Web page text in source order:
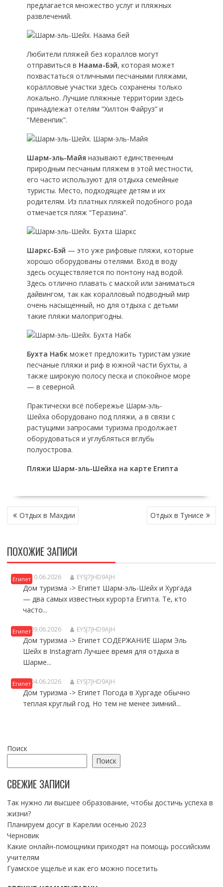
предлагается множество услуг и пляжных
развлечений.
Любители пляжей без кораллов могут
отправиться в Наама-Бэй, которая может
похвастаться отличными песчаными пляжами,
коралловые участки здесь сохранены только
локально. Лучшие пляжные территории здесь
принадлежат отелям “Хилтон Файруз” и
“Мёвенпик”.
Шарм-эль-Майя называют единственным
природным песчаным пляжем в этой местности,
его часто используют для отдыха семейные
туристы. Место, подходящее детям и их
родителям. Из платных пляжей подобного рода
отмечается пляж “Теразина”.
Шаркс-Бэй — это уже рифовые пляжи, которые
хорошо оборудованы отелями. Вход в воду
здесь осуществляется по понтону над водой.
Здесь отлично плавать с маской или заниматься
дайвингом, так как коралловый подводный мир
очень насыщенный, но для отдыха с детьми
такие пляжи малопригодны.
Бухта Набкможет предложить туристам узкие
песчаные пляжи и риф в южной части бухты, а
также широкую полосу песка и спокойное море
— в северной.
Практически всё побережье Шарм-эль-
Шейха оборудовано под пляжи, а в связи с
растущими запросами туризма продолжает
оборудоваться и углубляться вглубь
полуострова.
Пляжи Шарм-эль-Шейха на карте Египта
НАВИГАЦИЯ
ПО Отдых в Махдии Отдых в Тунисе
ПОХОЖИЕ ЗАПИСИ
Египет
ШАРМ ЭЛЬ ШЕЙХ ИЛИ ХУРГАДА, ЧТО ВЫБРАТЬ?
10.06.2026 EYSJ7JHD9AJH
Дом туризма -> Египет Шарм-эль-Шейх и Хургада
— два самых известных курорта Египта. Те, кто
часто...
Египет09.06.2026 EYSJ7JHD9AJH
Дом туризма -> Египет СОДЕРЖАНИЕ Шарм Эль
Шейх в Instagram Лучшее время для отдыха в
Шарме...
Египет
ПОГОДА В ХУРГАДЕ ПО МЕСЯЦАМ
04.06.2026 EYSJ7JHD9AJH
Дом туризма -> Египет Погода в Хургаде обычно
теплая круглый год. Но тем не менее зимний...
Поиск
Поиск
СВЕЖИЕ ЗАПИСИ
Так нужно ли высшее образование, чтобы достичь успеха в
жизни?
Планируем досуг в Карелии осенью 2023
Черновик
Какие онлайн-помощники приходят на помощь российским
учителям
Гуамское ущелье и как его можно посетить